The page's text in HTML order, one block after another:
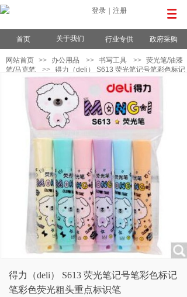
登录 注册
首页 关于我们 行业专供 政府采购
网站首页 >> 办公用品 >> 书写工具 >> 荧光笔/油漆
笔/马克笔
>> 得力（deli） S613 荧光笔记号笔彩色标记
笔彩色荧光粗头重点标识笔
得力（deli） S613 荧光笔记号笔彩色标记
笔彩色荧光粗头重点标识笔